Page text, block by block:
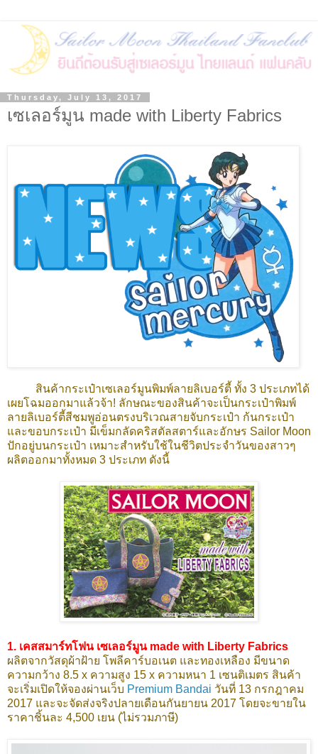
Thursday, July 13, 2017
เซเลอร์มูน made with Liberty Fabrics
สินค้ากระเป๋าเซเลอร์มูนพิมพ์ลายลิเบอร์ตี้ ทั้ง 3 ประเภทได้
เผยโฉมออกมาแล้วจ้า! ลักษณะของสินค้าจะเป็นกระเป๋าพิมพ์
ลายลิเบอร์ตี้สีชมพูอ่อนตรงบริเวณสายจับกระเป๋า ก้นกระเป๋า
และขอบกระเป๋า มีเข็มกลัดคริสตัลสตาร์และอักษร Sailor Moon
ปักอยู่บนกระเป๋า เหมาะสำหรับใช้ในชีวิตประจำวันของสาวๆ
ผลิตออกมาทั้งหมด 3 ประเภท ดังนี้
1. เคสสมาร์ทโฟน เซเลอร์มูน made with Liberty Fabrics
ผลิตจากวัสดุผ้าฝ้าย โพลีคาร์บอเนต และทองเหลือง มีขนาด
ความกว้าง 8.5 x ความสูง 15 x ความหนา 1 เซนติเมตร สินค้า
จะเริ่มเปิดให้จองผ่านเว็บ Premium Bandai วันที่ 13 กรกฎาคม
2017 และจะจัดส่งจริงปลายเดือนกันยายน 2017 โดยจะขายใน
ราคาชิ้นละ 4,500 เยน (ไม่รวมภาษี)